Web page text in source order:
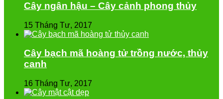
Cây ngân hậu – Cây cảnh phong thủy
15 Tháng Tư, 2017
Cây bạch mã hoàng tử trồng nước, thủy
canh
16 Tháng Tư, 2017